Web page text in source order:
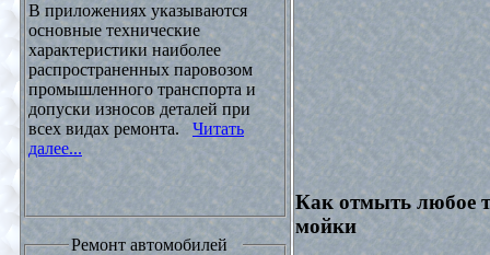
В приложениях указываются
основные технические
характеристики наиболее
распространенных паровозом
промышленного транспорта и
допуски износов деталей при
всех видах ремонта. Читать
далее...
Ремонт автомобилей
Как отмыть любое
мойки